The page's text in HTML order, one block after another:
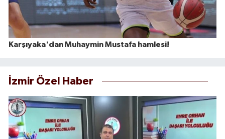
Karşıyaka'dan Muhaymin Mustafa hamlesi!
İzmir Özel Haber